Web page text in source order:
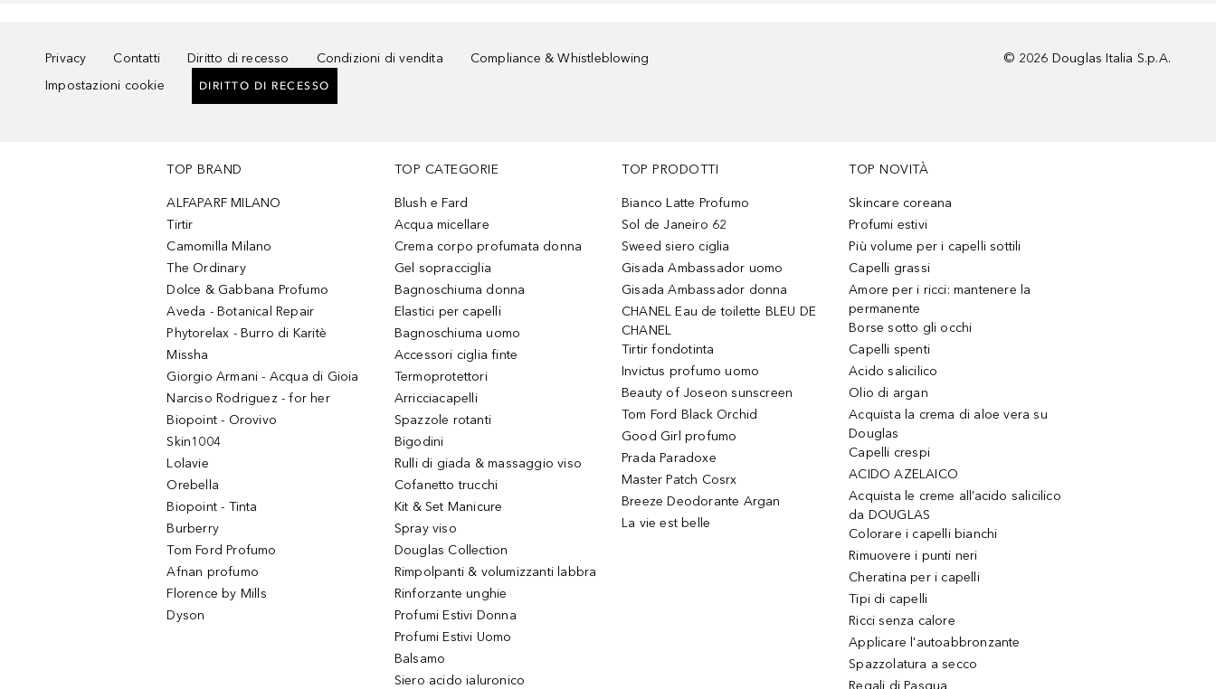
Privacy Contatti Diritto di recesso Condizioni di vendita
Compliance & Whistleblowing
Impostazioni cookie
DIRITTO DI RECESSO
© 2026 Douglas Italia S.p.A.
TOP BRAND
ALFAPARF MILANO
Tirtir
Camomilla Milano
The Ordinary
Dolce & Gabbana Profumo
Aveda - Botanical Repair
Phytorelax - Burro di Karitè
Missha
Giorgio Armani - Acqua di Gioia
Narciso Rodriguez - for her
Biopoint - Orovivo
Skin1004
Lolavie
Orebella
Biopoint - Tinta
Burberry
Tom Ford Profumo
Afnan profumo
Florence by Mills
Dyson
TOP CATEGORIE
Blush e Fard
Acqua micellare
Crema corpo profumata donna
Gel sopracciglia
Bagnoschiuma donna
Elastici per capelli
Bagnoschiuma uomo
Accessori ciglia finte
Termoprotettori
Arricciacapelli
Spazzole rotanti
Bigodini
Rulli di giada & massaggio viso
Cofanetto trucchi
Kit & Set Manicure
Spray viso
Douglas Collection
Rimpolpanti & volumizzanti labbra
Rinforzante unghie
Profumi Estivi Donna
Profumi Estivi Uomo
Balsamo
Siero acido ialuronico
TOP PRODOTTI
Bianco Latte Profumo
Sol de Janeiro 62
Sweed siero ciglia
Gisada Ambassador uomo
Gisada Ambassador donna
CHANEL Eau de toilette BLEU DE
CHANEL
Tirtir fondotinta
Invictus profumo uomo
Beauty of Joseon sunscreen
Tom Ford Black Orchid
Good Girl profumo
Prada Paradoxe
Master Patch Cosrx
Breeze Deodorante Argan
La vie est belle
TOP NOVITÀ
Skincare coreana
Profumi estivi
Più volume per i capelli sottili
Capelli grassi
Amore per i ricci: mantenere la
permanente
Borse sotto gli occhi
Capelli spenti
Acido salicilico
Olio di argan
Acquista la crema di aloe vera su
Douglas
Capelli crespi
ACIDO AZELAICO
Acquista le creme all’acido salicilico
da DOUGLAS
Colorare i capelli bianchi
Rimuovere i punti neri
Cheratina per i capelli
Tipi di capelli
Ricci senza calore
Applicare l'autoabbronzante
Spazzolatura a secco
Regali di Pasqua